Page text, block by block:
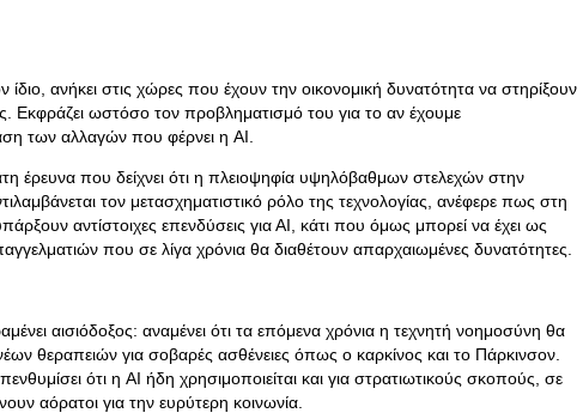
ανήκει στις χώρες που έχουν την οικονομική δυνατότητα να στηρίξουν
Εκφράζει ωστόσο τον προβληματισμό του για το αν έχουμε
των αλλαγών που φέρνει η AI.
έρευνα που δείχνει ότι η πλειοψηφία υψηλόβαθμων στελεχών στην
τον μετασχηματιστικό ρόλο της τεχνολογίας, ανέφερε πως στη
αντίστοιχες επενδύσεις για ΑΙ, κάτι που όμως μπορεί να έχει ως
που σε λίγα χρόνια θα διαθέτουν απαρχαιωμένες δυνατότητες.
αισιόδοξος: αναμένει ότι τα επόμενα χρόνια η τεχνητή νοημοσύνη θα
θεραπειών για σοβαρές ασθένειες όπως ο καρκίνος και το Πάρκινσον.
ότι η AI ήδη χρησιμοποιείται και για στρατιωτικούς σκοπούς, σε
αόρατοι για την ευρύτερη κοινωνία.